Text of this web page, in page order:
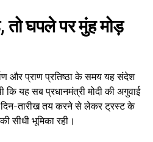
घपले पर मुंह मोड़
और प्राण प्रतिष्ठा के समय यह संदेश
यह सब प्रधानमंत्री मोदी की अगुवाई
तारीख तय करने से लेकर ट्रस्ट के
सीधी भूमिका रही।